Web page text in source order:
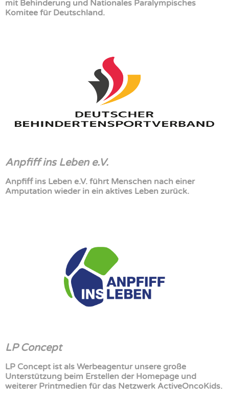
mit Behinderung und Nationales Paralympisches
Komitee für Deutschland.
Anpfiff ins Leben e.V.
Anpfiff ins Leben e.V. führt Menschen nach einer
Amputation wieder in ein aktives Leben zurück.
LP Concept
LP Concept ist als Werbeagentur unsere große
Unterstützung beim Erstellen der Homepage und
weiterer Printmedien für das Netzwerk ActiveOncoKids.